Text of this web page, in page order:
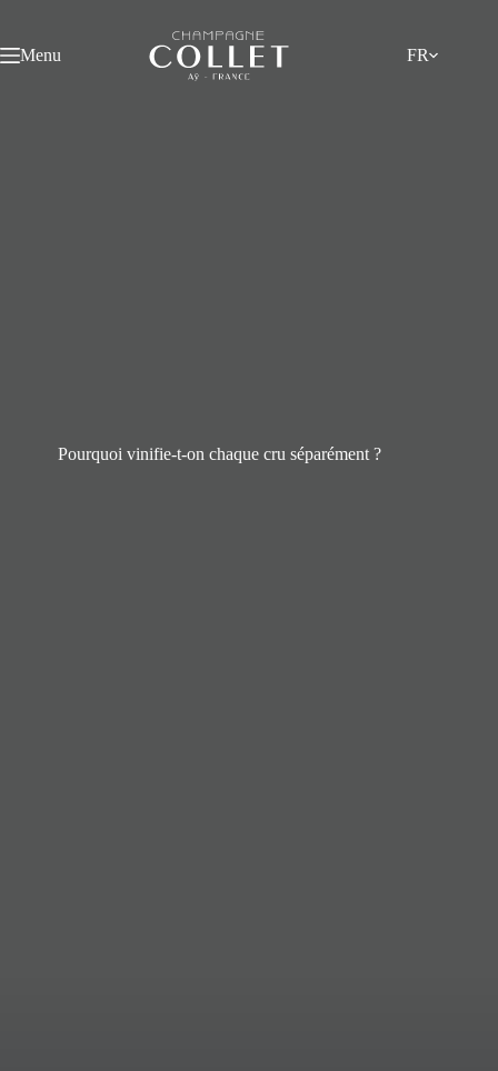
contenu
Menu FR
Pourquoi vinifie-t-on chaque cru séparément ?